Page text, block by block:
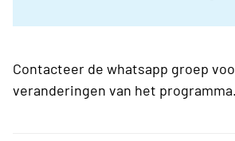
Contacteer de whatsapp groep
veranderingen van het programma.